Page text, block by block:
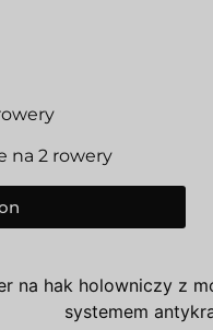
na 2 rowery